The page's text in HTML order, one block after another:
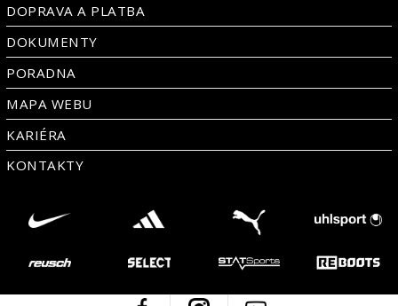
DOPRAVA A PLATBA
DOKUMENTY
PORADNA
MAPA WEBU
KARIÉRA
KONTAKTY